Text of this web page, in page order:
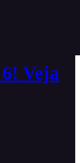
Veja